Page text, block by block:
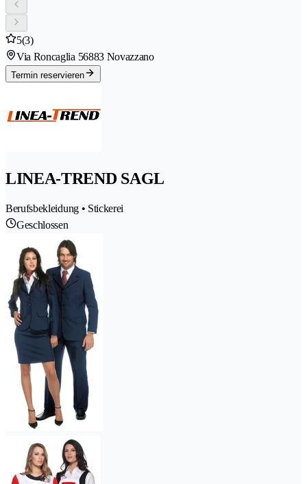
5(3)
Via Roncaglia 56883 Novazzano
Termin reservieren
LINEA-TREND SAGL
Berufsbekleidung • Stickerei
Geschlossen